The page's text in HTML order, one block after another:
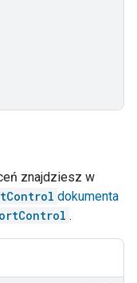
znajdziesz w
dokumenta
.